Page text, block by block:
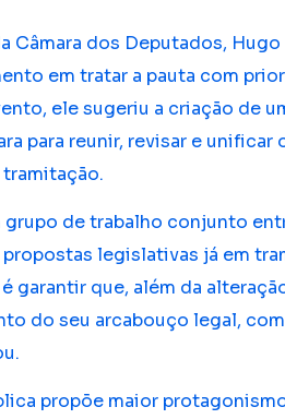
Câmara dos Deputados,
em tratar a pauta com
ele sugeriu a criação de
para reunir, revisar e
grupo de trabalho conjunto
legislativas já em
garantir que, além da
do seu arcabouço legal,
propõe maior